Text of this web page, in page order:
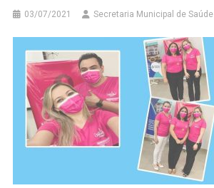
03/07/2021 Secretaria Municipal de Saúde